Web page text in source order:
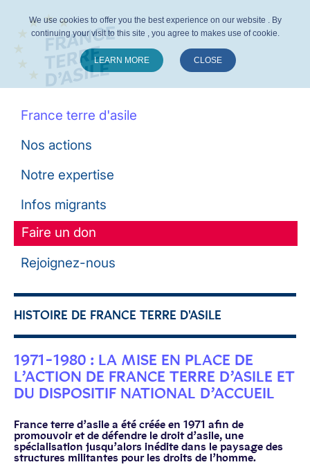
France terre d'asile
Nos actions
Notre expertise
Infos migrants
Faire un don
Rejoignez-nous
HISTOIRE DE FRANCE TERRE D'ASILE
1971-1980 : LA MISE EN PLACE DE
L’ACTION DE FRANCE TERRE D’ASILE ET
DU DISPOSITIF NATIONAL D’ACCUEIL
France terre d’asile a été créée en 1971 afin de
promouvoir et de défendre le droit d’asile, une
spécialisation jusqu’alors inédite dans le paysage des
structures militantes pour les droits de l’homme.
We use cookies to offer you the best experience on our website . By
continuing your visit to this site , you agree to makes use of cookie.
LEARN MORE CLOSE